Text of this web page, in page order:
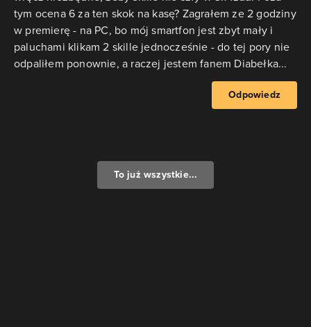
tym ocena 6 za ten skok na kasę? Zagrałem ze 2 godziny
w premierę - na PC, bo mój smartfon jest zbyt mały i
paluchami klikam 2 skille jednocześnie - do tej pory nie
odpaliłem ponownie, a raczej jestem fanem Diabełka...
Odpowiedz
To już wszystkie...